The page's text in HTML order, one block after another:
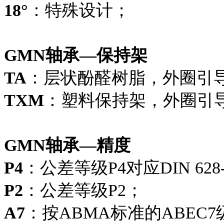
18° ：特殊设计；
GMN轴承—保持架
TA ：层状酚醛树脂，外圈引
TXM ：塑料保持架，外圈引
GMN轴承—精度
P4 ：公差等级P4对应DIN
P2 ：公差等级P2；
A7 ：按ABMA标准的ABEC7